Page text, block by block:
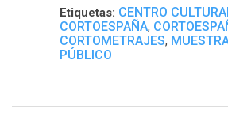
Etiquetas: CENTRO
CORTOESPAÑA,
CORTOMETRAJES,
PÚBLICO